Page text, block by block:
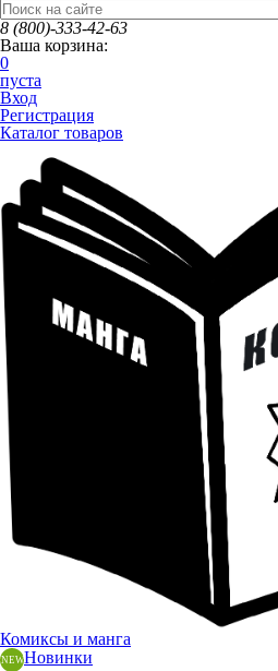
8 (800)-333-42-63
Ваша корзина:
0
пуста
Вход
Регистрация
Каталог товаров
Комиксы и манга
Новинки